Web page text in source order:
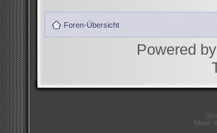
Foren-Übersicht
Powered by
Mario